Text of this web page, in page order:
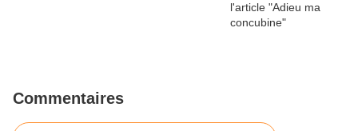
Commentaires